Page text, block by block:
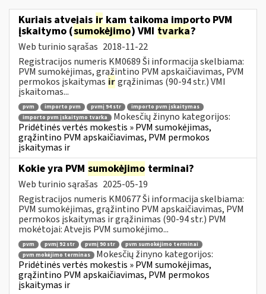
Kuriais atvejais ir kam taikoma importo PVM
įskaitymo (sumokėjimo) VMI tvarka?
Web turinio sąrašas 2018-11-22
Registracijos numeris KM0689 Ši informacija skelbiama:
PVM sumokėjimas, grąžintino PVM apskaičiavimas, PVM
permokos įskaitymas irgrąžinimas (90-94 str.) VMI
įskaitomas...
pvm importo pvm pvmį 94 str
importo pvm įskaitymas
importo pvm įskaitymo tvarka
Mokesčių žinyno kategorijos:
Pridėtinės vertės mokestis » PVM sumokėjimas,
grąžintino PVM apskaičiavimas, PVM permokos
įskaitymas ir
Kokie yra PVM sumokėjimo terminai?
Web turinio sąrašas 2025-05-19
Registracijos numeris KM0677 Ši informacija skelbiama:
PVM sumokėjimas, grąžintino PVM apskaičiavimas, PVM
permokos įskaitymas ir grąžinimas (90-94 str.) PVM
mokėtojai: Atvejis PVM sumokėjimo...
pvm pvmį 92 str pvmį 90 str
pvm sumokėjimo terminai
pvm mokėjimo terminas
Mokesčių žinyno kategorijos:
Pridėtinės vertės mokestis » PVM sumokėjimas,
grąžintino PVM apskaičiavimas, PVM permokos
įskaitymas ir